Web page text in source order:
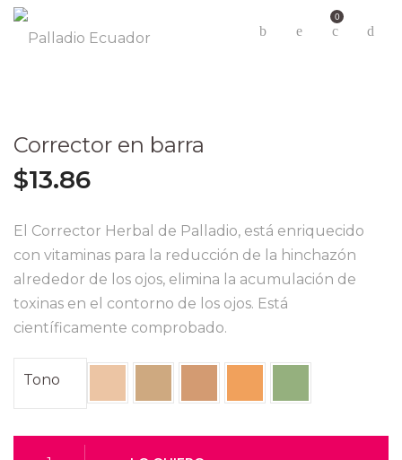
0
Corrector en barra
$13.86
El Corrector Herbal de Palladio, está enriquecido
con vitaminas para la reducción de la hinchazón
alrededor de los ojos, elimina la acumulación de
toxinas en el contorno de los ojos. Está
científicamente comprobado.
Tono